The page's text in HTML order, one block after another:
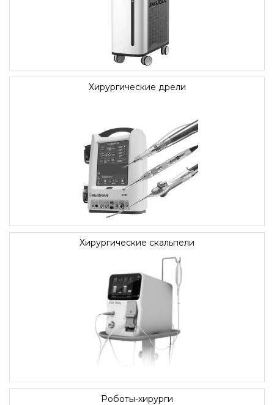
Хирургические дрели
Хирургические скальпели
Роботы-хирурги